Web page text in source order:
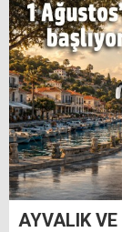
AYVALIK VE